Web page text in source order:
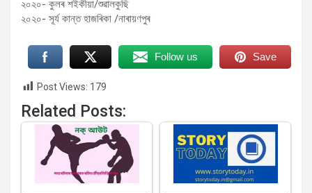
২০২০- কুলৰ শইকীয়া/শুৱালকুছি
২০২০- সূৰ্য কান্ত হাজৰিকা /নাৰায়ণপুৰ
Follow us Save
Post Views: 179
Related Posts: